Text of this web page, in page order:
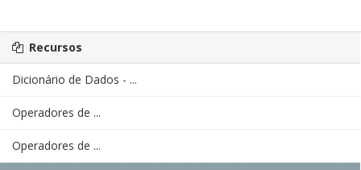
Recursos
Dicionário de Dados - ...
Operadores de ...
Operadores de ...